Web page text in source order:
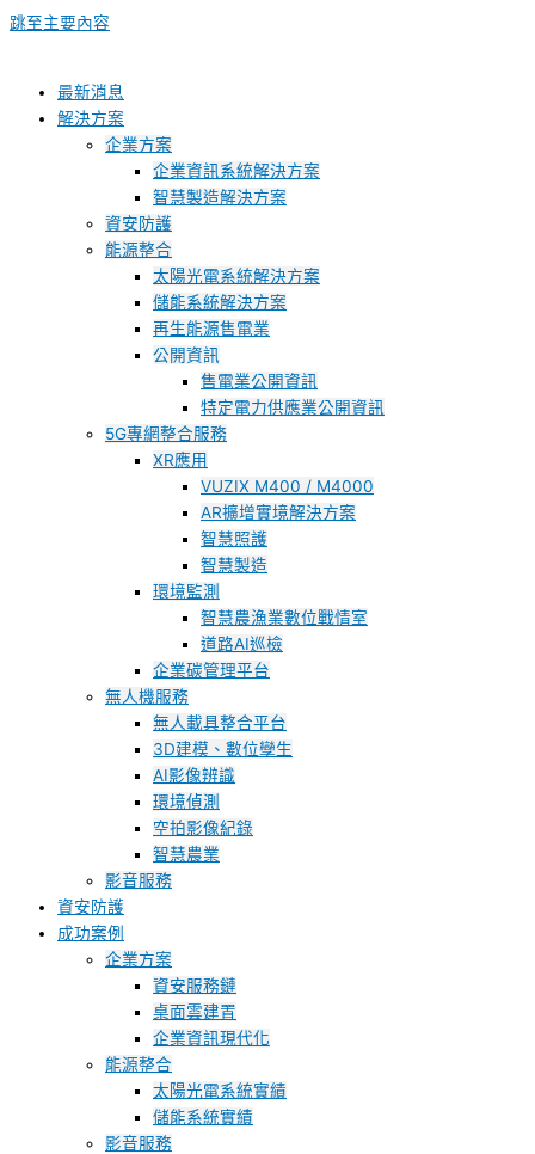
跳至主要內容
最新消息
解決方案
企業方案
企業資訊系統解決方案
智慧製造解決方案
資安防護
能源整合
太陽光電系統解決方案
儲能系統解決方案
再生能源售電業
公開資訊
售電業公開資訊
特定電力供應業公開資訊
5G專網整合服務
XR應用
VUZIX M400 / M4000
AR擴增實境解決方案
智慧照護
智慧製造
環境監測
智慧農漁業數位戰情室
道路AI巡檢
企業碳管理平台
無人機服務
無人載具整合平台
3D建模、數位孿生
AI影像辨識
環境偵測
空拍影像紀錄
智慧農業
影音服務
資安防護
成功案例
企業方案
資安服務鏈
桌面雲建置
企業資訊現代化
能源整合
太陽光電系統實績
儲能系統實績
影音服務